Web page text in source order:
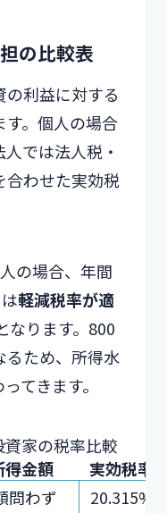
の比較表
利益に対する
。個人の場合
では法人税・
合わせた実効税
の場合、年間
軽減税率が適
なります。800
るため、所得水
てきます。
家の税率比較
得金額
実効税率
問わず
20.315%